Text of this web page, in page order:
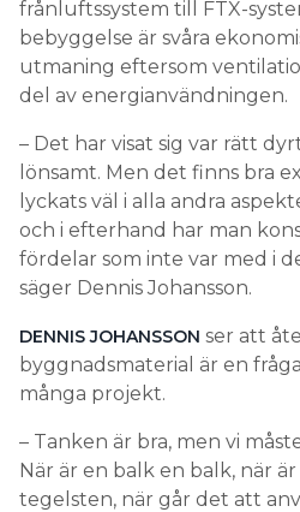
frånluftssystem till FTX-
bebyggelse är svåra
utmaning eftersom
del av energianvändningen.
– Det har visat sig var rätt
lönsamt. Men det finns bra
lyckats väl i alla andra
och i efterhand har man
fördelar som inte var med i
säger Dennis Johansson.
DENNIS JOHANSSON ser att
byggnadsmaterial är en
många projekt.
– Tanken är bra, men vi
När är en balk en balk, när
tegelsten, när går det att